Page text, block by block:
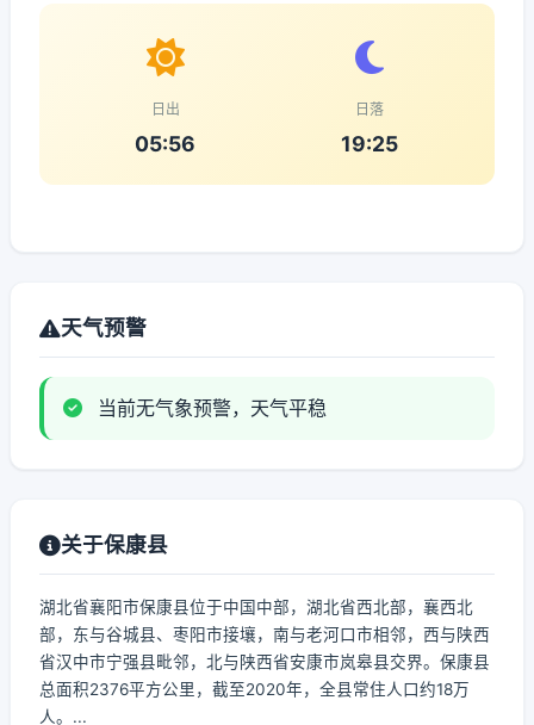
日出
05:56
日落
19:25
天气预警
当前无气象预警，天气平稳
关于保康县
湖北省襄阳市保康县位于中国中部，湖北省西北部，襄西北
部，东与谷城县、枣阳市接壤，南与老河口市相邻，西与陕西
省汉中市宁强县毗邻，北与陕西省安康市岚皋县交界。保康县
总面积2376平方公里，截至2020年，全县常住人口约18万
人。...